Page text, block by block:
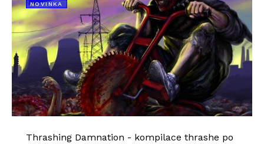
NOVINKA
Thrashing Damnation - kompilace thrashe po